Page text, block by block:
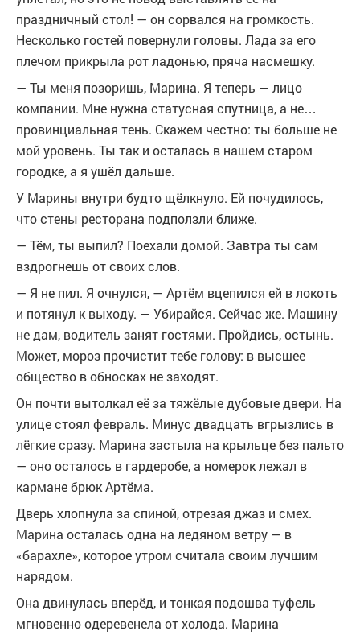
праздничный стол! — он сорвался на громкость.
Несколько гостей повернули головы. Лада за его
плечом прикрыла рот ладонью, пряча насмешку.
— Ты меня позоришь, Марина. Я теперь — лицо
компании. Мне нужна статусная спутница, а не…
провинциальная тень. Скажем честно: ты больше не
мой уровень. Ты так и осталась в нашем старом
городке, а я ушёл дальше.
У Марины внутри будто щёлкнуло. Ей почудилось,
что стены ресторана подползли ближе.
— Тём, ты выпил? Поехали домой. Завтра ты сам
вздрогнешь от своих слов.
— Я не пил. Я очнулся, — Артём вцепился ей в локоть
и потянул к выходу. — Убирайся. Сейчас же. Машину
не дам, водитель занят гостями. Пройдись, остынь.
Может, мороз прочистит тебе голову: в высшее
общество в обносках не заходят.
Он почти вытолкал её за тяжёлые дубовые двери. На
улице стоял февраль. Минус двадцать вгрызлись в
лёгкие сразу. Марина застыла на крыльце без пальто
— оно осталось в гардеробе, а номерок лежал в
кармане брюк Артёма.
Дверь хлопнула за спиной, отрезая джаз и смех.
Марина осталась одна на ледяном ветру — в
«барахле», которое утром считала своим лучшим
нарядом.
Она двинулась вперёд, и тонкая подошва туфель
мгновенно одеревенела от холода. Марина